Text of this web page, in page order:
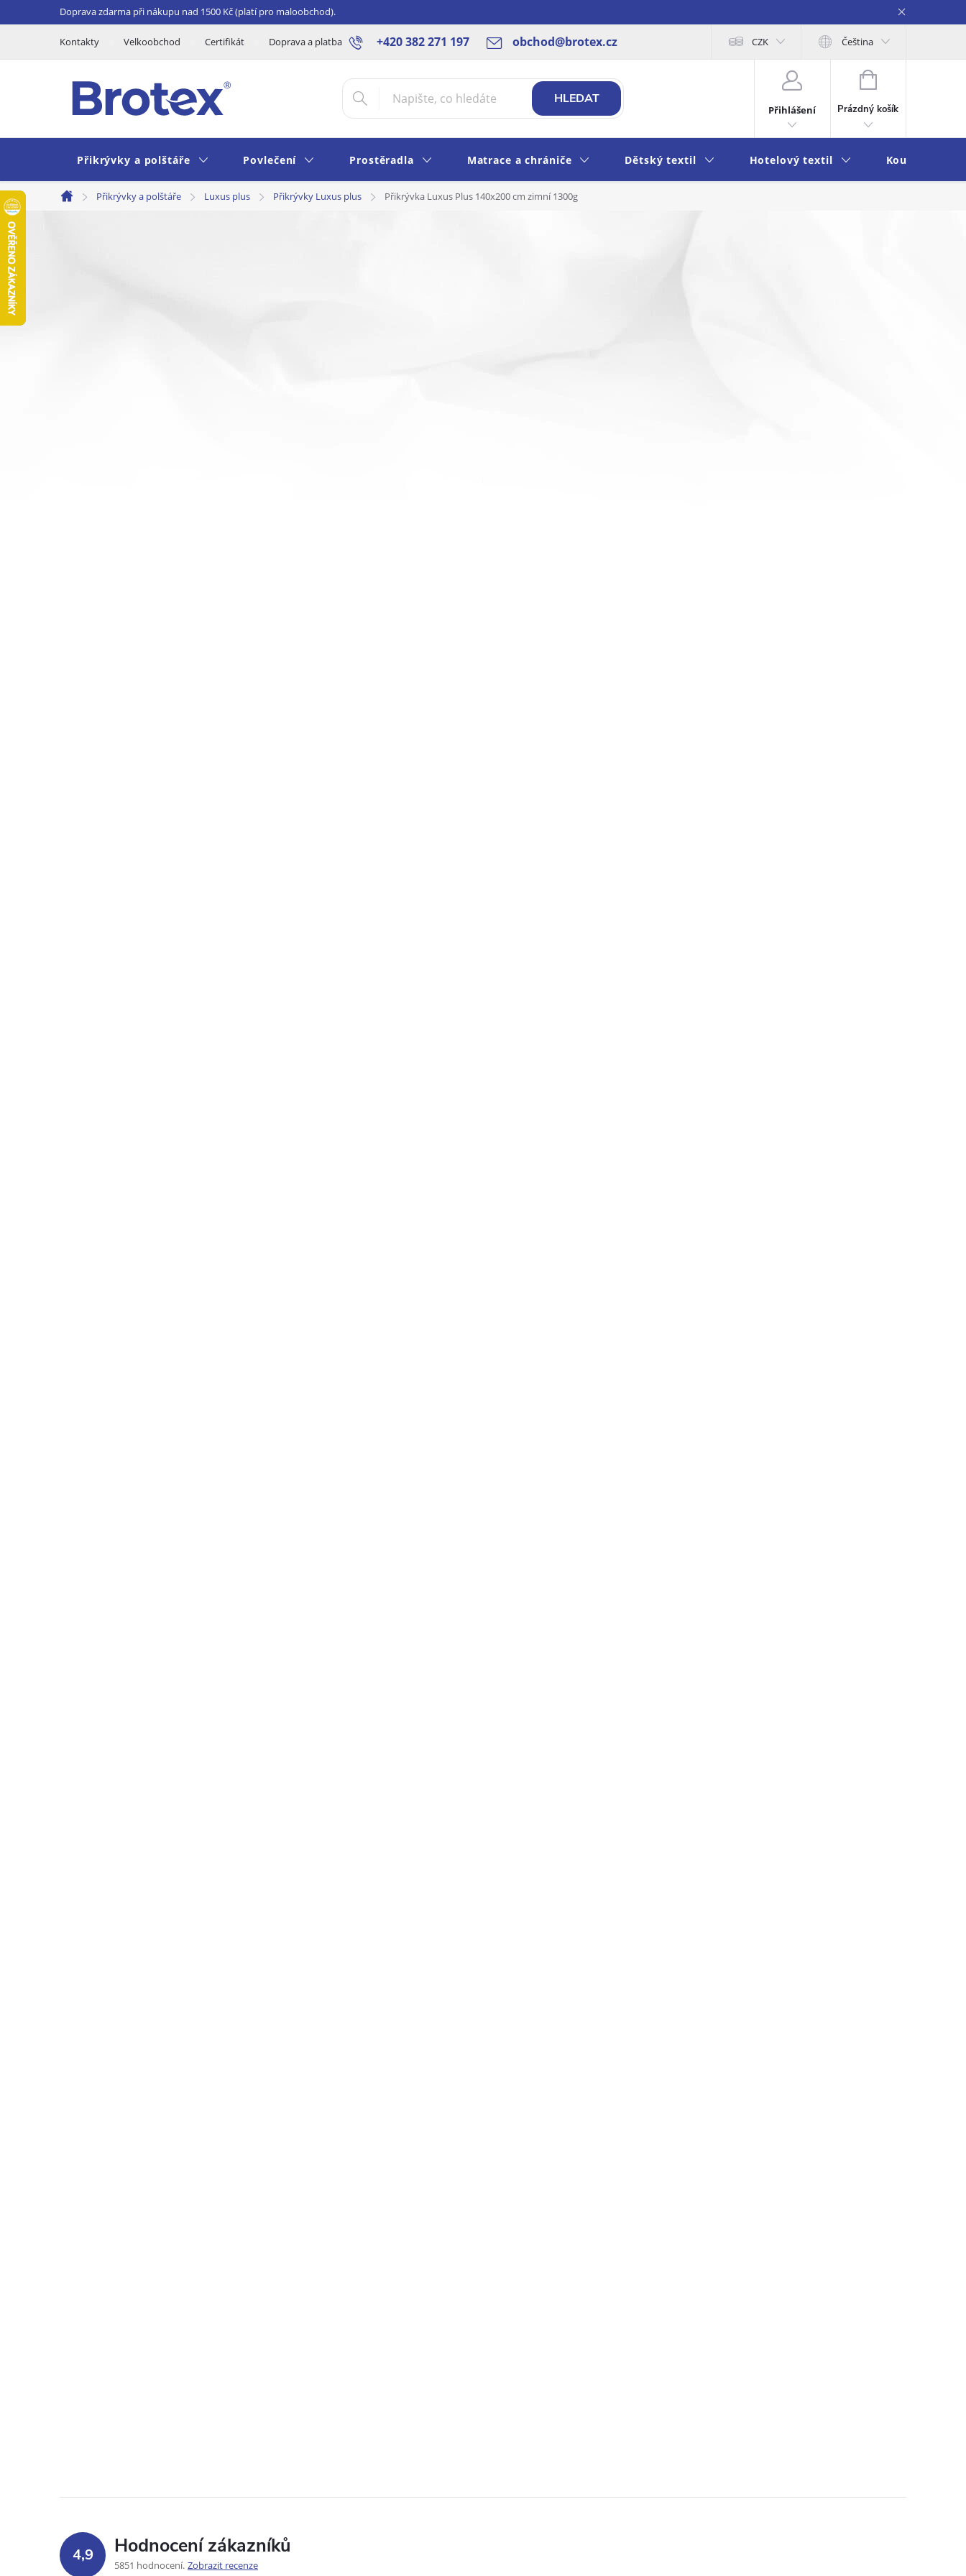
na
Doprava zdarma při nákupu nad 1500 Kč (platí pro maloobchod).
+420 382 271 197 obchod@brotex.cz
Kontakty Velkoobchod Certifikát Doprava a platba Blog Rady a tipy Obchodní podmínky Ochrana osobních údajů Moje objednávka
CZK Čeština
HLEDAT
Přihlášení
NÁKUPNÍ
KOŠÍK
Prázdný košík
Přikrývky a polštáře Povlečení Prostěradla Matrace a chrániče Dětský textil Hotelový textil Koupelna a
Domů
Přikrývky a polštáře Luxus plus Přikrývky Luxus plus Přikrývka Luxus Plus 140x200 cm zimní 1300g
4,9 Hodnocení zákazníků
5851 hodnocení Zobrazit recenze